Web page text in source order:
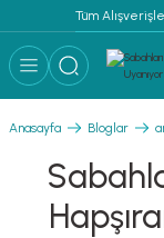
Tüm
ÜRÜNLERİ
SOLÜSYONU
- NEM ALMA
Anasayfa Bloglar